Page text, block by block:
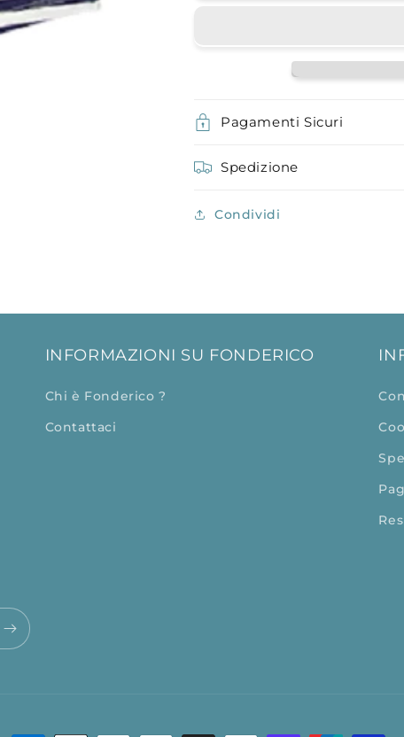
Pagamenti Sicuri
Spedizione
Condividi
INFORMAZIONI SU FONDERICO
Chi è Fonderico ?
Contattaci